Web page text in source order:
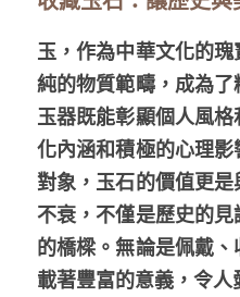
玉，作為中華文化的
純的物質範疇，成為
玉器既能彰顯個人風
化內涵和積極的心理
對象，玉石的價值更
不衰，不僅是歷史的
的橋樑。無論是佩戴
載著豐富的意義，令人